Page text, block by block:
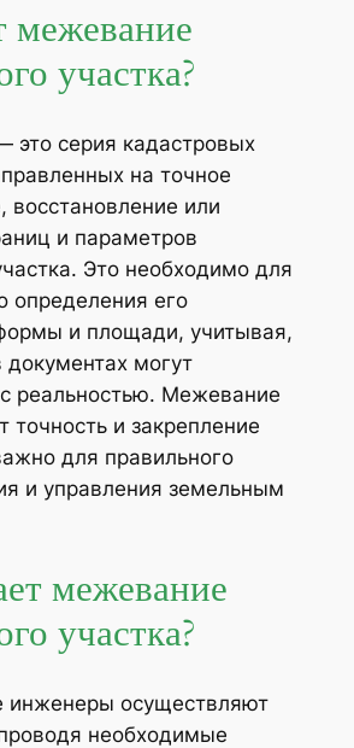
межевание
участка?
серия кадастровых
на точное
восстановление или
и параметров
Это необходимо для
определения его
и площади, учитывая,
могут
с реальностью. Межевание
точность и закрепление
для правильного
и управления земельным
межевание
участка?
инженеры осуществляют
необходимые